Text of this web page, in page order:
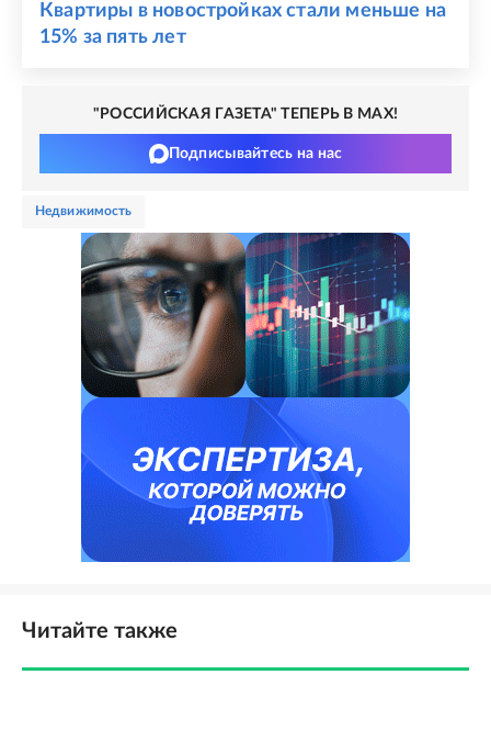
Квартиры в новостройках стали меньше на
15% за пять лет
"РОССИЙСКАЯ ГАЗЕТА" ТЕПЕРЬ В MAX!
Подписывайтесь на нас
недвижимость
Читайте также